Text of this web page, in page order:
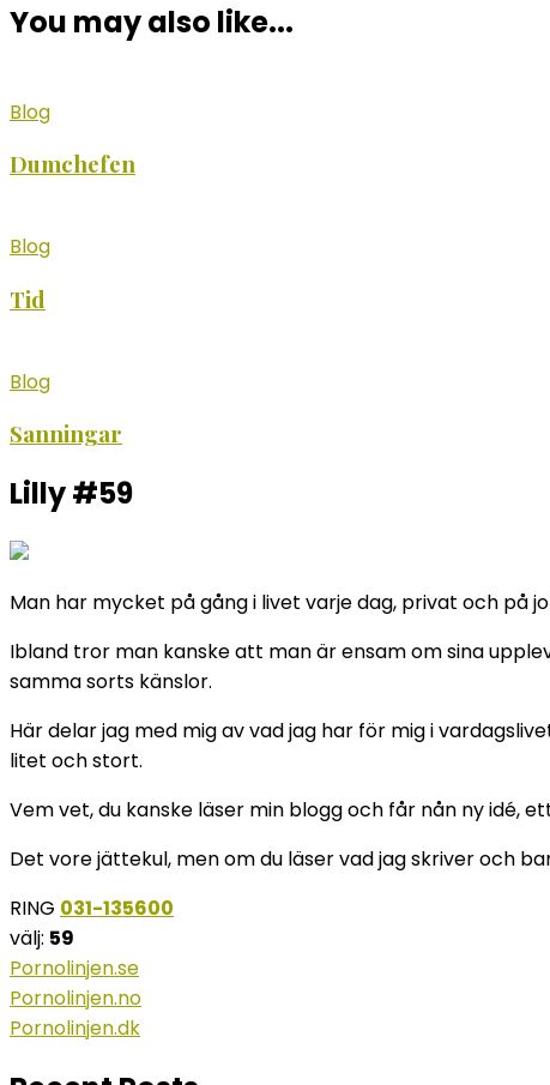
You may also like...
Blog
Dumchefen
Blog
Tid
Blog
Sanningar
Lilly #59
Man har mycket på gång i livet varje dag, privat och
Ibland tror man kanske att man är ensam om sina
samma sorts känslor.
Här delar jag med mig av vad jag har för mig i
litet och stort.
Vem vet, du kanske läser min blogg och får nån ny
Det vore jättekul, men om du läser vad jag skriver och
RING 031-135600
välj: 59
Pornolinjen.se
Pornolinjen.no
Pornolinjen.dk